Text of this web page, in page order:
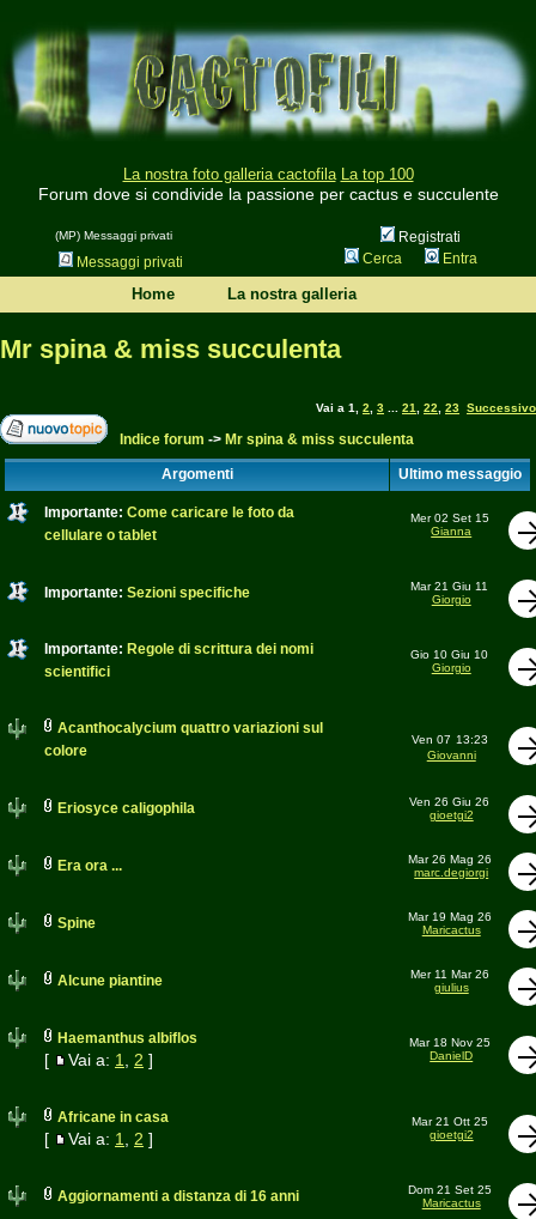
La nostra foto galleria cactofila La top 100
Forum dove si condivide la passione per cactus e succulente
(MP) Messaggi privati
Registrati
Messaggi privati
Cerca Entra
Home La nostra galleria
Mr spina & miss succulenta
Vai a 1 2 3 21 22 23 Successivo
Indice forum -> Mr spina & miss succulenta
Argomenti Ultimo messaggio
Importante: Come caricare le foto da
cellulare o tablet
Mer 02 Set 15
Gianna
Importante: Sezioni specifiche
Mar 21 Giu 11
Giorgio
Importante: Regole di scrittura dei nomi
scientifici
Gio 10 Giu 10
Giorgio
Acanthocalycium quattro variazioni sul
colore
Ven 07 13:23
Giovanni
Eriosyce caligophila
Ven 26 Giu 26
gioetgi2
Era ora ...
Mar 26 Mag 26
marc.degiorgi
Spine
Mar 19 Mag 26
Maricactus
Alcune piantine
Mer 11 Mar 26
giulius
Haemanthus albiflos
[ Vai a: 1 2 ]
Mar 18 Nov 25
DanielD
Africane in casa
[ Vai a: 1 2 ]
Mar 21 Ott 25
gioetgi2
Aggiornamenti a distanza di 16 anni
Dom 21 Set 25
Maricactus